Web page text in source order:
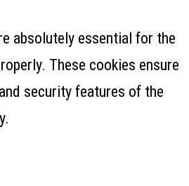
absolutely essential for the
These cookies ensure
security features of the